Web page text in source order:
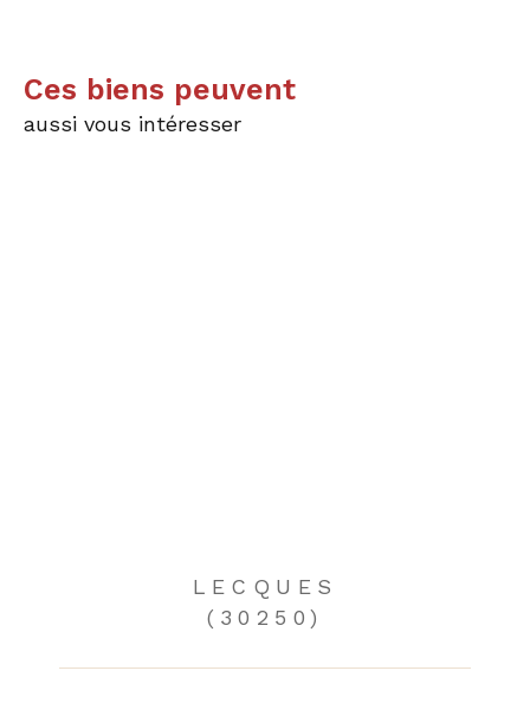
Ces biens peuvent
aussi vous intéresser
LECQUES
(30250)